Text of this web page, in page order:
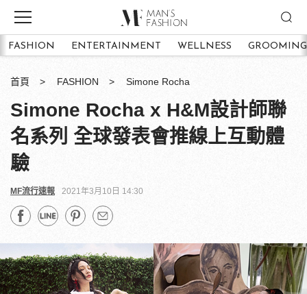
FASHION ENTERTAINMENT WELLNESS GROOMING
首頁 FASHION Simone Rocha
Simone Rocha x H&M設計師聯
名系列 全球發表會推線上互動體
驗
MF流行速報 2021年3月10日 14:30